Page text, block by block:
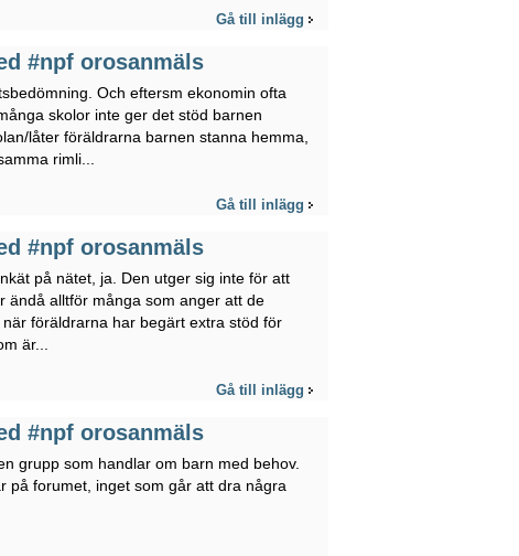
Gå till inlägg
#npf orosanmäls
Och eftersm ekonomin ofta
skolor inte ger det stöd barnen
låter föräldrarna barnen stanna hemma,
rimli...
Gå till inlägg
#npf orosanmäls
på nätet, ja. Den utger sig inte för att
ändå alltför många som anger att de
föräldrarna har begärt extra stöd för
är...
Gå till inlägg
#npf orosanmäls
grupp som handlar om barn med behov.
på forumet, inget som går att dra några